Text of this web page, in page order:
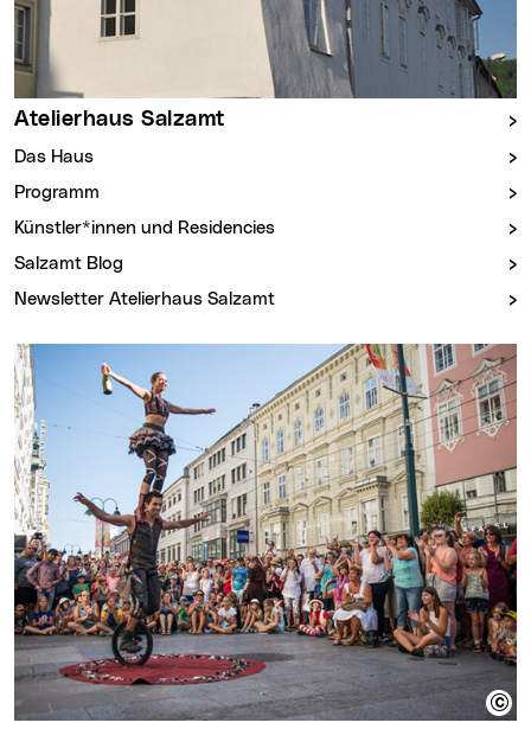
Atelierhaus Salzamt
Das Haus
Programm
Künstler*innen und Residencies
Salzamt Blog
Newsletter Atelierhaus Salzamt